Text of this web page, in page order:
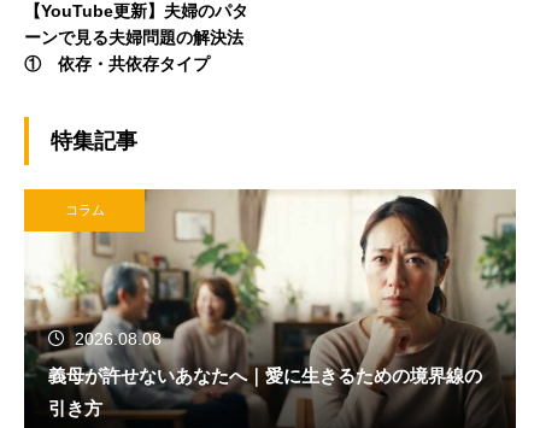
【YouTube更新】夫婦のパタ
ーンで見る夫婦問題の解決法
① 依存・共依存タイプ
特集記事
コラム
2026.08.08
義母が許せないあなたへ｜愛に生きるための境界線の
引き方